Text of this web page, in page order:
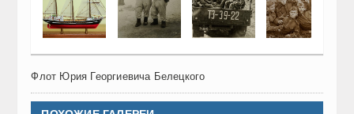
Флот Юрия Георгиевича Белецкого